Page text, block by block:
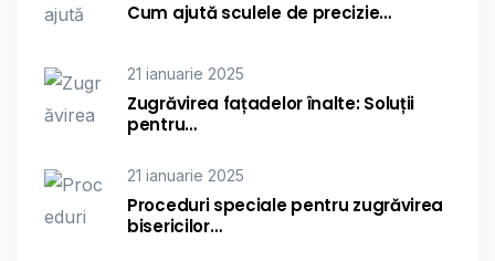
Cum ajută sculele de precizie…
21 ianuarie 2025
Zugrăvirea fațadelor înalte: Soluții
pentru…
21 ianuarie 2025
Proceduri speciale pentru zugrăvirea
bisericilor…